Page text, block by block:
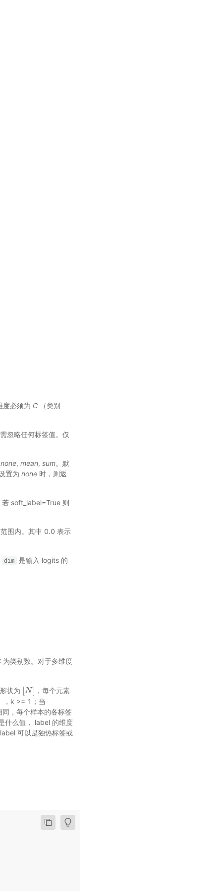
度必须为 C （类别
忽略任何标签值。仅
none,mean,sum。默
置为none 时，则返
soft_label=True 则
范围内。其中 0.0 表示
dim
是输入 logits 的
为类别数。对于多维度
状为 [N]
[N]
，每个元素
，k >= 1；当
，每个样本的各标签
什么值， label 的维度
可以是独热标签或